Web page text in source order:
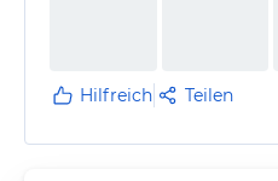
Der 24h-Service ist sehr
Die Zimmer sind sehr
Hilfreich Teilen